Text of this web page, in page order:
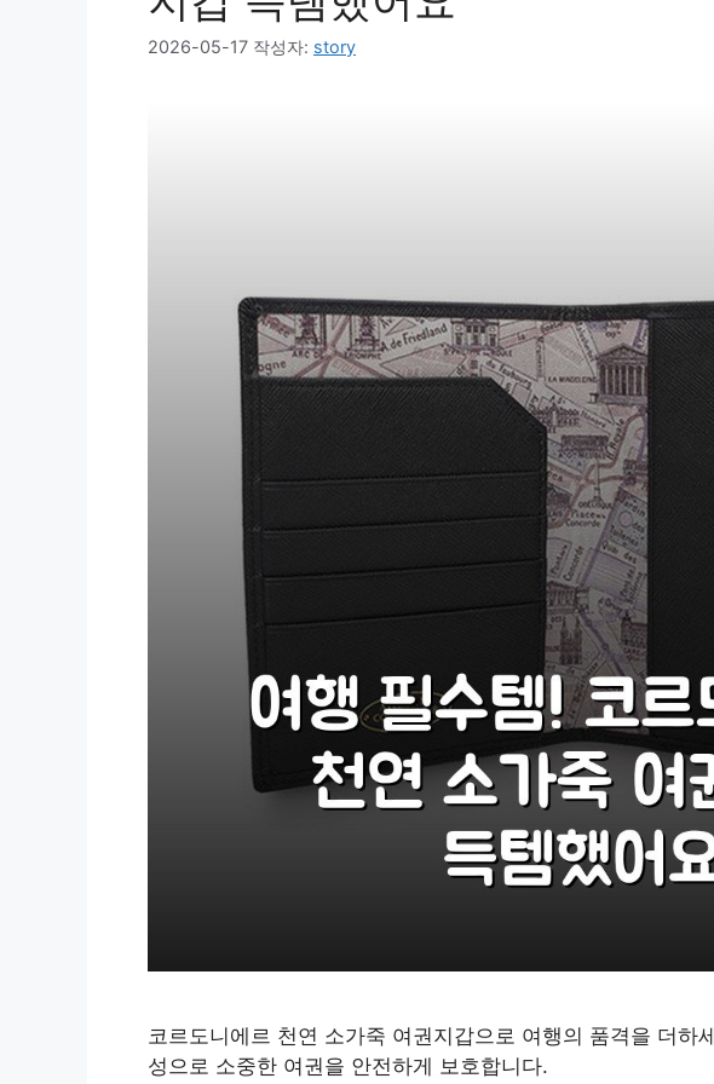
2026-05-17 작성자: story
코르도니에르 천연 소가죽 여권지갑으로 여행의 품격을 더하
성으로 소중한 여권을 안전하게 보호합니다.